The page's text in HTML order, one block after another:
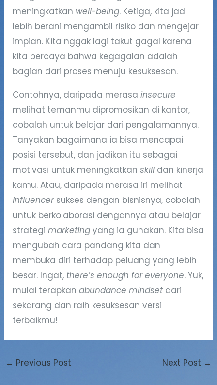
meningkatkan well-being. Ketiga, kita jadi
lebih berani mengambil risiko dan mengejar
impian. Kita nggak lagi takut gagal karena
kita percaya bahwa kegagalan adalah
bagian dari proses menuju kesuksesan.
Contohnya, daripada merasainsecure
melihat temanmu dipromosikan di kantor,
cobalah untuk belajar dari pengalamannya.
Tanyakan bagaimana ia bisa mencapai
posisi tersebut, dan jadikan itu sebagai
motivasi untuk meningkatkanskill dan kinerja
kamu. Atau, daripada merasa iri melihat
influencersukses dengan bisnisnya, cobalah
untuk berkolaborasi dengannya atau belajar
strategimarketing yang ia gunakan. Kita bisa
mengubah cara pandang kita dan
membuka diri terhadap peluang yang lebih
besar. Ingat, there’s enough for everyone. Yuk,
mulai terapkanabundance mindsetdari
sekarang dan raih kesuksesan versi
terbaikmu!
← Previous Post Next Post →